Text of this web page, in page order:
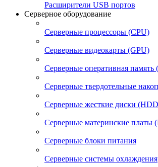
Расширители USB портов
Серверное оборудование
Серверные процессоры (CPU)
Серверные видеокарты (GPU)
Серверные оперативная память
Серверные твердотельные
Серверные жесткие диски
Серверные материнские платы
Серверные блоки питания
Серверные системы охлаждения